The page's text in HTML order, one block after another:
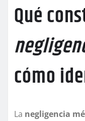
Qué
cómo
La negligencia